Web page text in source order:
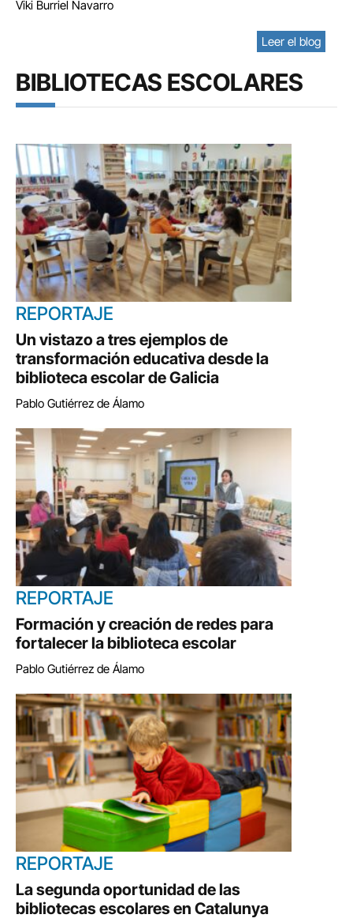
Viki Burriel Navarro
Leer el blog
BIBLIOTECAS ESCOLARES
REPORTAJE
Un vistazo a tres ejemplos de
transformación educativa desde la
biblioteca escolar de Galicia
Pablo Gutiérrez de Álamo
REPORTAJE
Formación y creación de redes para
fortalecer la biblioteca escolar
Pablo Gutiérrez de Álamo
REPORTAJE
La segunda oportunidad de las
bibliotecas escolares en Catalunya